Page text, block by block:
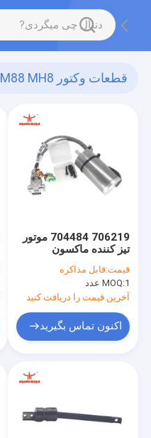
قطعات وکتور IX Q80 M88 MH8
706219 704484 موتور
تیز کننده ماکسون
قیمت:قابل مذاکره
MOQ:1 عدد
آخرین قیمت را دریافت کنید
اکنون تماس بگیرید